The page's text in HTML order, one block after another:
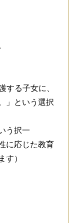
する子女に、
」という選択
う択一
に応じた教育
す）